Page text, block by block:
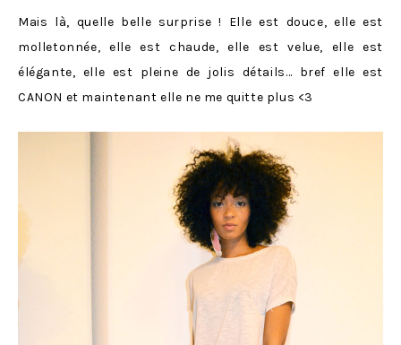
Mais là, quelle belle surprise ! Elle est douce, elle est
molletonnée, elle est chaude, elle est velue, elle est
élégante, elle est pleine de jolis détails… bref elle est
CANON et maintenant elle ne me quitte plus <3